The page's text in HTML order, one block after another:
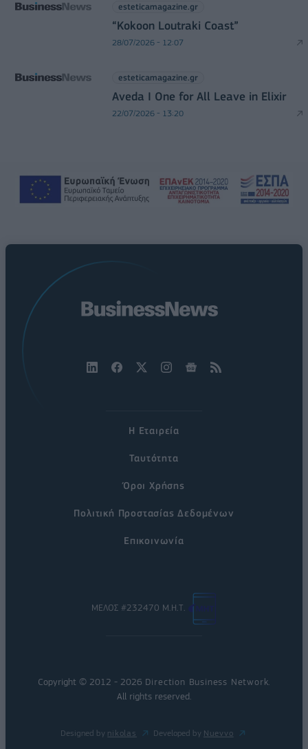
esteticamagazine.gr
“Kokoon Loutraki Coast”
28/07/2026 - 12:07
esteticamagazine.gr
Aveda I One for All Leave in Elixir
22/07/2026 - 13:20
Η Εταιρεία
Ταυτότητα
Όροι Χρήσης
Πολιτική Προστασίας Δεδομένων
Επικοινωνία
ΜΕΛΟΣ #232470 Μ.Η.Τ.
Copyright © 2012 - 2026 Direction Business Network
All rights reserved.
Designed by nikolas Developed by Nuevvo